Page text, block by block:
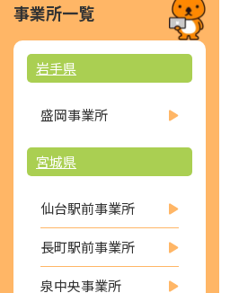
事業所一覧
岩手県
盛岡事業所
宮城県
仙台駅前事業所
長町駅前事業所
泉中央事業所